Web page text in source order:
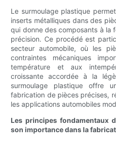
Le surmoulage plastique
inserts métalliques dans des
qui donne des composants à la
précision. Ce procédé est
secteur automobile, où les
contraintes mécaniques
température et aux
croissante accordée à la
surmoulage plastique offre
fabrication de pièces précises,
les applications automobiles
Les principes fondamentaux
son importance dans la